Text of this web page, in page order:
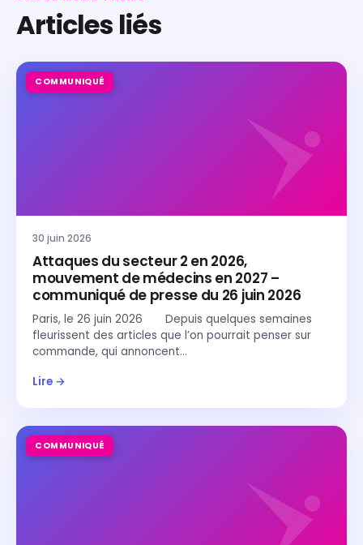
Articles liés
COMMUNIQUÉ
30 juin 2026
Attaques du secteur 2 en 2026,
mouvement de médecins en 2027 –
communiqué de presse du 26 juin 2026
Paris, le 26 juin 2026 Depuis quelques semaines
fleurissent des articles que l’on pourrait penser sur
commande, qui annoncent…
Lire →
COMMUNIQUÉ